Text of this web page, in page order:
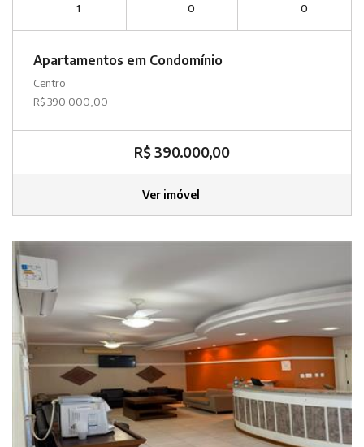
1 0 0
Apartamentos em Condomínio
Centro
R$ 390.000,00
R$ 390.000,00
Ver imóvel